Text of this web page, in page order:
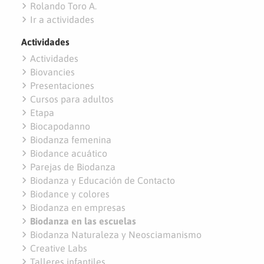
navigate_next Rolando Toro A.
navigate_next Ir a actividades
Actividades
navigate_next Actividades
navigate_next Biovancies
navigate_next Presentaciones
navigate_next Cursos para adultos
navigate_next Etapa
navigate_next Biocapodanno
navigate_next Biodanza femenina
navigate_next Biodance acuático
navigate_next Parejas de Biodanza
navigate_next Biodanza y Educación de Contacto
navigate_next Biodance y colores
navigate_next Biodanza en empresas
navigate_next Biodanza en las escuelas
navigate_next Biodanza Naturaleza y Neosciamanismo
navigate_next Creative Labs
Talleres infantiles